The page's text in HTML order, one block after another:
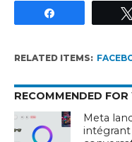
RELATED ITEMS:
RECOMMENDED FOR
Meta
intégrant